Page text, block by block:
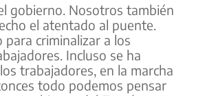
gobierno. Nosotros también
el atentado al puente.
criminalizar a los
Incluso se ha
trabajadores, en la marcha
todo podemos pensar